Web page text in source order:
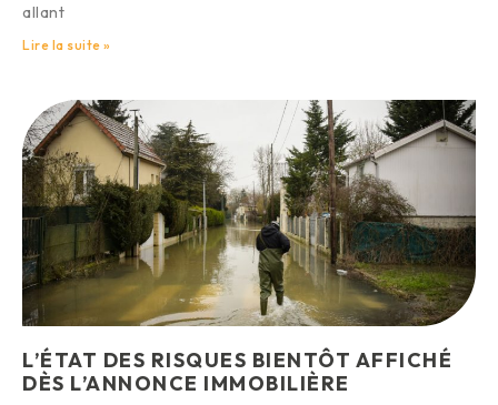
allant
Lire la suite »
L’ÉTAT DES RISQUES BIENTÔT AFFICHÉ
DÈS L’ANNONCE IMMOBILIÈRE